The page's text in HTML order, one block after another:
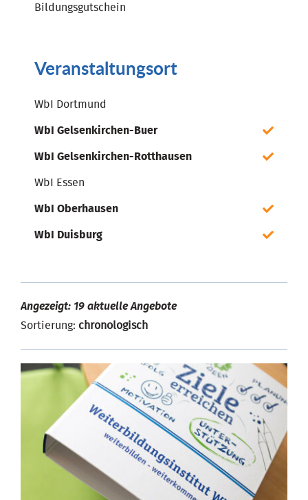
Bildungsgutschein
Veranstaltungsort
WbI Dortmund
WbI Gelsenkirchen-Buer
WbI Gelsenkirchen-Rotthausen
WbI Essen
WbI Oberhausen
WbI Duisburg
Angezeigt: 19 aktuelle Angebote
Sortierung: chronologisch